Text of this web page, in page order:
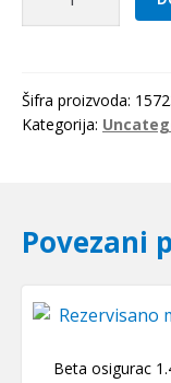
(PAF
16170
Šifra proizvoda:
Kategorija:
Povezani
Beta osigurac